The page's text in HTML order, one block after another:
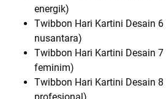
energik)
Twibbon Hari Kartini Desain
nusantara)
Twibbon Hari Kartini Desain
feminim)
Twibbon Hari Kartini Desain